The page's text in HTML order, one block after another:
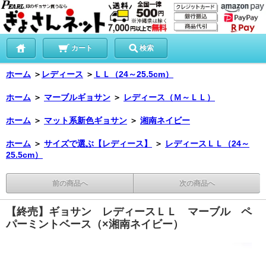
カート 検索
ホーム ＞ レディース ＞ ＬＬ（24～25.5cm）
ホーム ＞ マーブルギョサン ＞ レディース（Ｍ～ＬＬ）
ホーム ＞ マット系新色ギョサン ＞ 湘南ネイビー
ホーム ＞ サイズで選ぶ【レディース】 ＞ レディースＬＬ（24～
25.5cm）
前の商品へ 次の商品へ
【終売】ギョサン レディースＬＬ マーブル ペ
パーミントベース（×湘南ネイビー）